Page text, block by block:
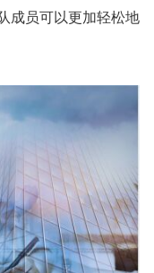
成员可以更加轻松地